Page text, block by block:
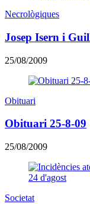
Necrològiques
Josep Isern i
25/08/2009
Obituari
Obituari 25-8-09
25/08/2009
Societat